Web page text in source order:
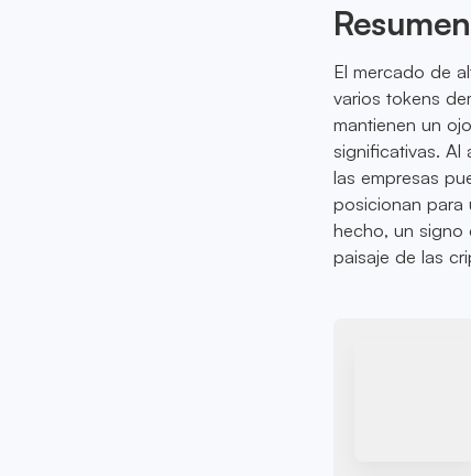
El mercado de
varios tokens
mantienen un
significativas. Al
las empresas
posicionan para
hecho, un signo
paisaje de las